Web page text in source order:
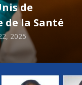
de
la Santé
2025